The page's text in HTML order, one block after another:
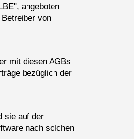
angeboten
von
mit diesen AGBs
bezüglich der
sie auf der
nach solchen